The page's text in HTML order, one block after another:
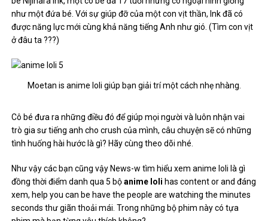
như một đứa bé. Với sự giúp đỡ của một con vịt thần, Ink đã có
được năng lực mới cùng khả năng tiếng Anh như gió. (Tìm con vịt
ở đâu ta ???)
Moetan is anime loli giúp bạn giải trí một cách nhẹ nhàng.
Cô bé đưa ra những điều đó để giúp mọi người và luôn nhận vai
trò gia sư tiếng anh cho crush của mình, câu chuyện sẽ có những
tình huống hài hước là gì? Hãy cùng theo dõi nhé.
Như vậy các bạn cũng vậy News-w tìm hiểu xem anime loli là gì
đồng thời điểm danh qua 5 bộanime loli has content or andđáng
xem, help you can be have the people are watching the minutes
seconds thư giãn thoải mái. Trong những bộ phim này có tựa